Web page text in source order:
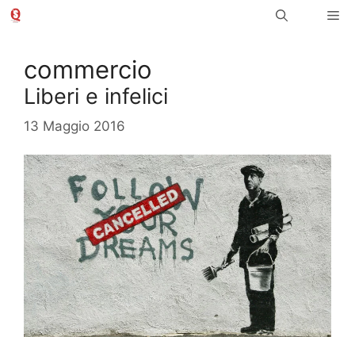
Vai
commercio
Liberi e infelici
13 Maggio 2016